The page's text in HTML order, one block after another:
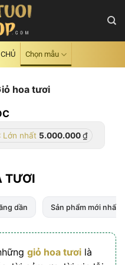
Chọn mẫu
hoa tươi
Lớn nhất 5.000.000₫
TƯƠI
dần Sản phẩm mới nhất
giỏ hoa tươi là